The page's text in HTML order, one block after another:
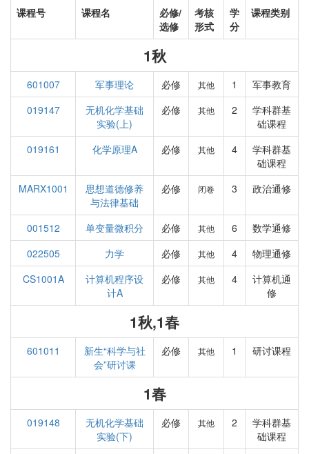
课程号 课程名
必修/
选修
考核
形式
学
分
课程类别
1秋
601007 军事理论 必修 其他 1
军事教育
019147
无机化学基础
实验(上)
必修 其他 2
学科群基
础课程
019161
化学原理A 必修 其他 4
学科群基
础课程
MARX1001
思想道德修养
与法律基础
必修 闭卷 3 政治通修
001512 单变量微积分 必修 其他 6
数学通修
022505
力学 必修 其他 4
物理通修
CS1001A
计算机程序设
计A
必修 其他 4
计算机通
修
1秋,1春
601011
新生“科学与社
会”研讨课
必修 其他 1 研讨课程
1春
019148
无机化学基础
实验(下)
必修 其他 2
学科群基
础课程